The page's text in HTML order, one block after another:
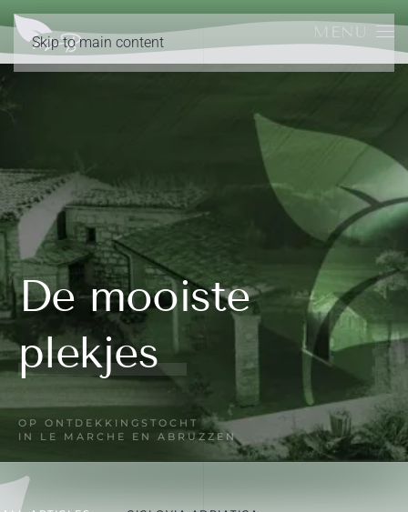
Skip to main content
MENU
De mooiste
plekjes
OP ONTDEKKINGSTOCHT
IN LE MARCHE EN ABRUZZEN